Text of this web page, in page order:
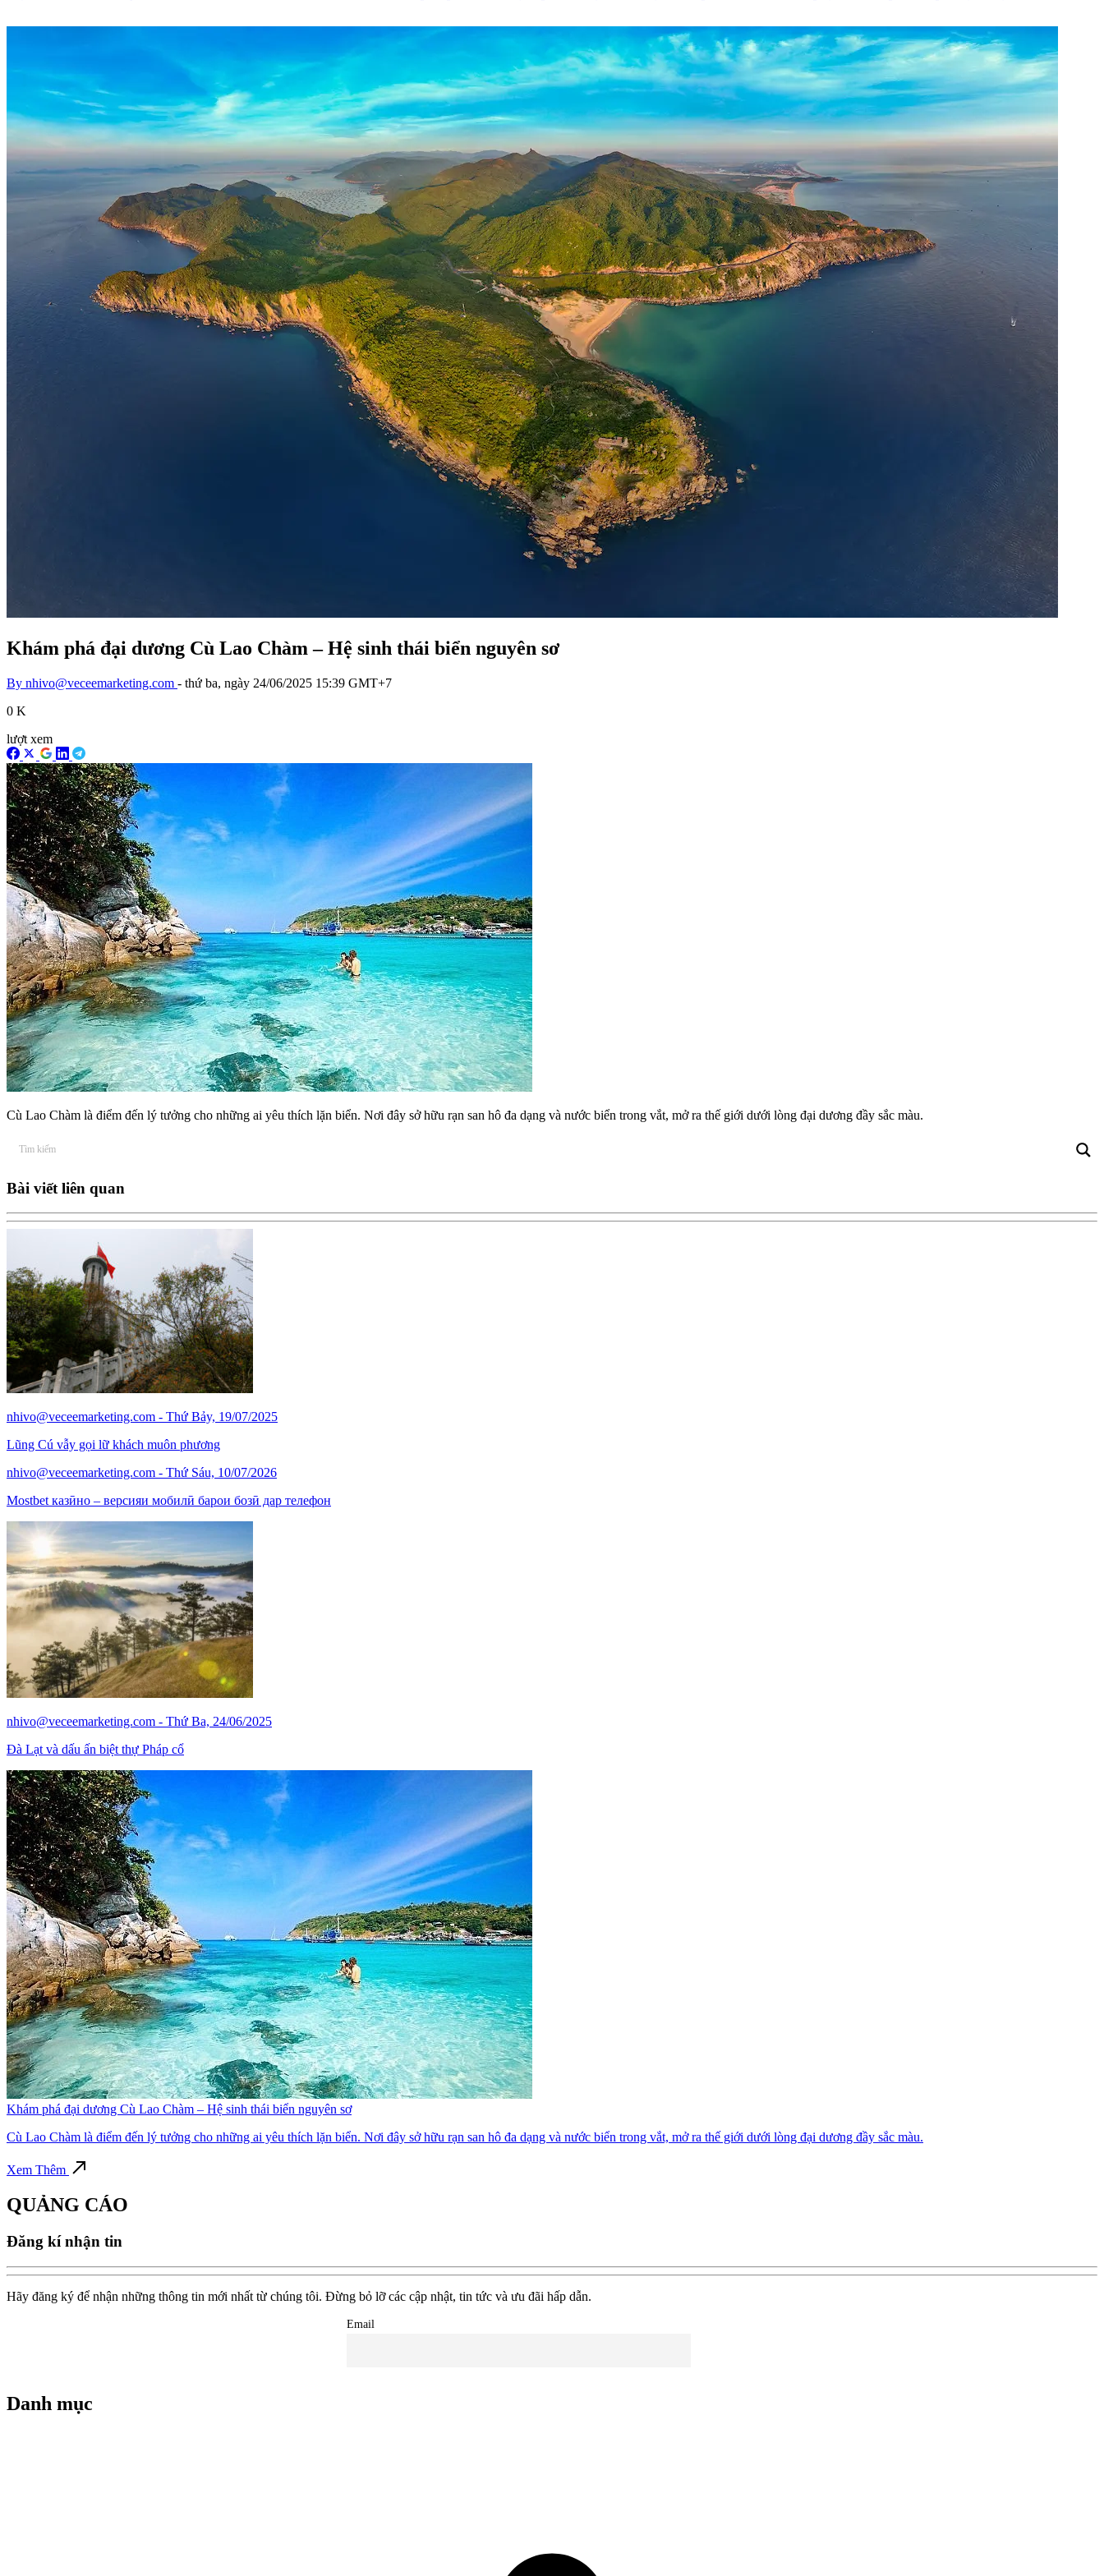
Khám phá đại dương Cù Lao Chàm – Hệ sinh thái biển nguyên sơ
By nhivo@veceemarketing.com - thứ ba, ngày 24/06/2025 15:39 GMT+7
0 K
lượt xem
Cù Lao Chàm là điểm đến lý tưởng cho những ai yêu thích lặn biển. Nơi đây sở hữu rạn san hô đa dạng và nước biển trong vắt, mở ra thế giới dưới lòng đại dương đầy sắc màu.
Bài viết liên quan
nhivo@veceemarketing.com - Thứ Bảy, 19/07/2025
Lũng Cú vẫy gọi lữ khách muôn phương
nhivo@veceemarketing.com - Thứ Sáu, 10/07/2026
Mostbet казӣно – версияи мобилӣ барои бозӣ дар телефон
nhivo@veceemarketing.com - Thứ Ba, 24/06/2025
Đà Lạt và dấu ấn biệt thự Pháp cổ
Khám phá đại dương Cù Lao Chàm – Hệ sinh thái biển nguyên sơ
Cù Lao Chàm là điểm đến lý tưởng cho những ai yêu thích lặn biển. Nơi đây sở hữu rạn san hô đa dạng và nước biển trong vắt, mở ra thế giới dưới lòng đại dương đầy sắc màu.
Xem Thêm
QUẢNG CÁO
Đăng kí nhận tin
Hãy đăng ký để nhận những thông tin mới nhất từ chúng tôi. Đừng bỏ lỡ các cập nhật, tin tức và ưu đãi hấp dẫn.
Email
Danh mục